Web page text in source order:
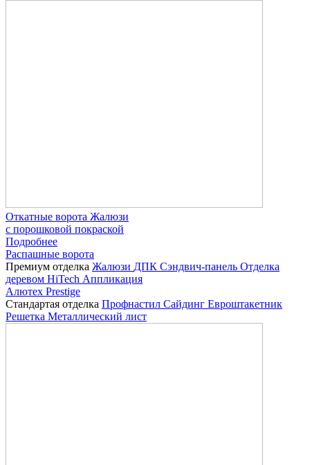
Откатные ворота Жалюзи
с порошковой покраской
Подробнее
Распашные ворота
Премиум отделка Жалюзи ДПК Сэндвич-панель Отделка
деревом HiTech Аппликация
Алютех Prestige
Стандартая отделка Профнастил Сайдинг Евроштакетник
Решетка Металлический лист